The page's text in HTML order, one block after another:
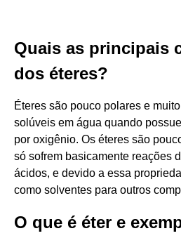
Quais as principais
dos éteres?
Éteres são pouco polares e
solúveis em água quando
por oxigênio. Os éteres são
só sofrem basicamente reações
ácidos, e devido a essa
como solventes para outros
O que é éter e